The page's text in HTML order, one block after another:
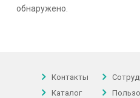
обнаружено.
Контакты
Каталог